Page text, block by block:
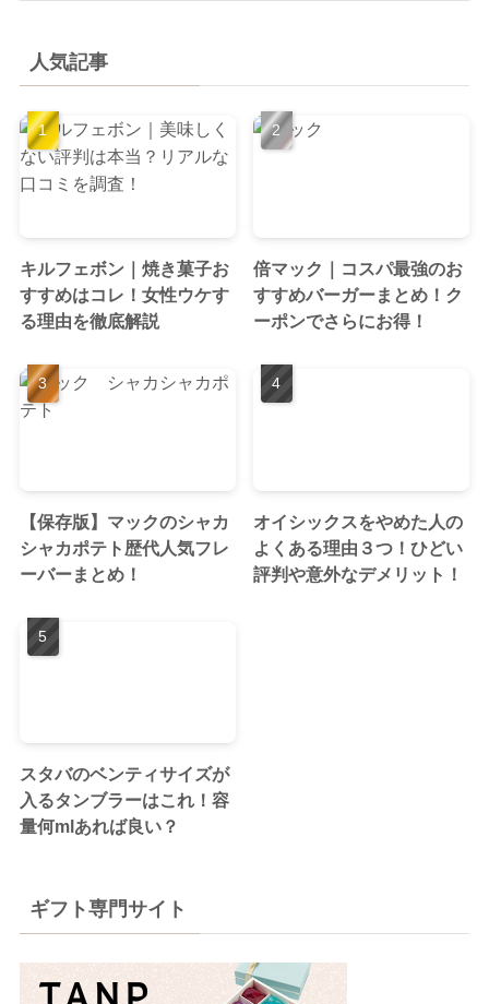
人気記事
キルフェボン｜焼き菓子お
すすめはコレ！女性ウケす
る理由を徹底解説
倍マック｜コスパ最強のお
すすめバーガーまとめ！ク
ーポンでさらにお得！
【保存版】マックのシャカ
シャカポテト歴代人気フレ
ーバーまとめ！
オイシックスをやめた人の
よくある理由３つ！ひどい
評判や意外なデメリット！
スタバのベンティサイズが
入るタンブラーはこれ！容
量何mlあれば良い？
ギフト専門サイト